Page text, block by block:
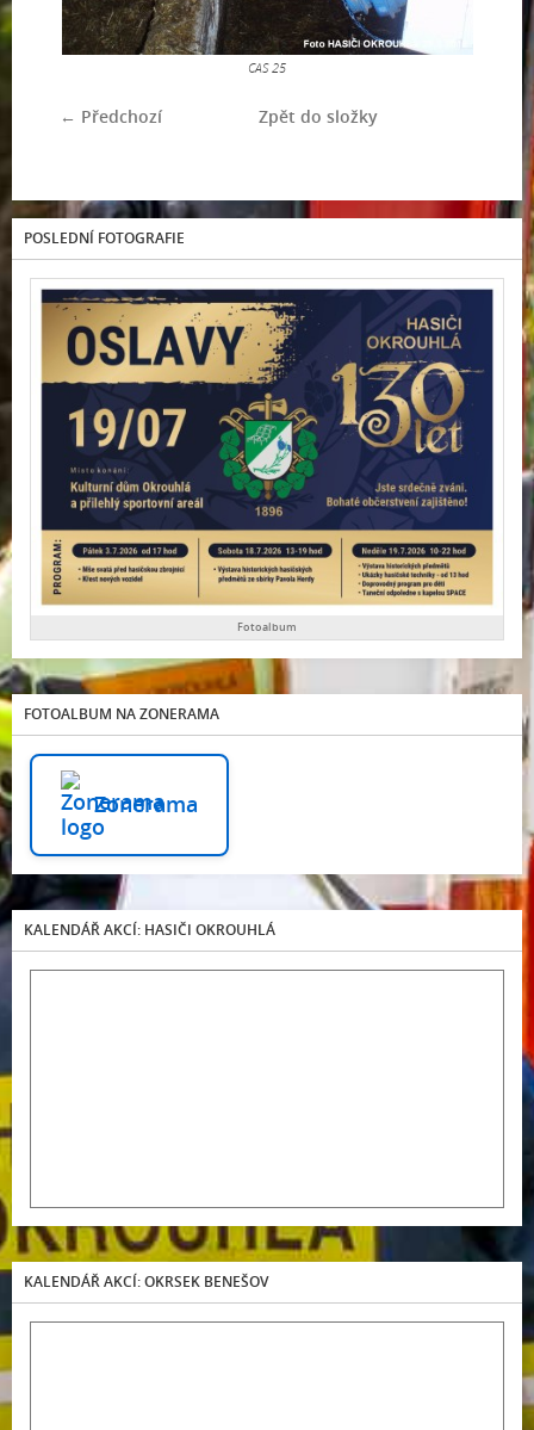
CAS 25
← Předchozí Zpět do složky
POSLEDNÍ FOTOGRAFIE
Fotoalbum
FOTOALBUM NA ZONERAMA
Zonerama
KALENDÁŘ AKCÍ: HASIČI OKROUHLÁ
KALENDÁŘ AKCÍ: OKRSEK BENEŠOV